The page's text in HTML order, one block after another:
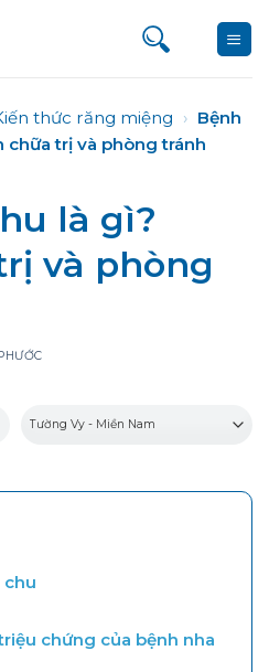
thức răng miệng › Bệnh
chữa trị và phòng tránh
là gì?
và phòng
chu
chứng của bệnh nha